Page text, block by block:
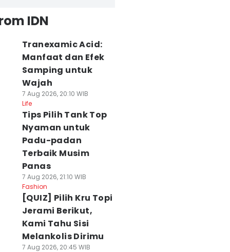
IDN
Tranexamic Acid:
Manfaat dan Efek
Samping untuk
Wajah
7 Aug 2026, 20:10 WIB
Life
Tips Pilih Tank Top
Nyaman untuk
Padu-padan
Terbaik Musim
Panas
7 Aug 2026, 21:10 WIB
Fashion
[QUIZ] Pilih Kru Topi
Jerami Berikut,
Kami Tahu Sisi
Melankolis Dirimu
7 Aug 2026, 20:45 WIB